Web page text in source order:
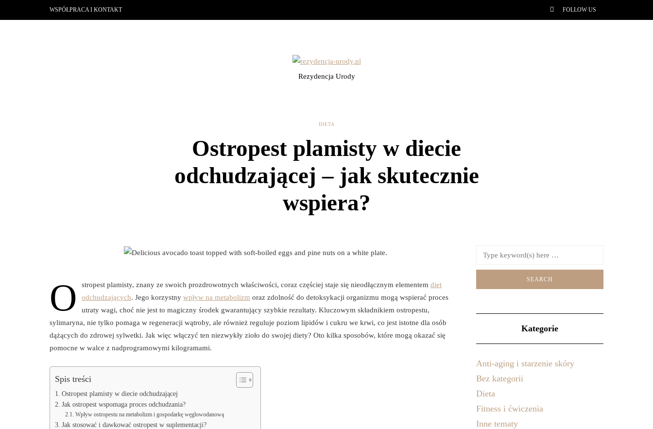
WSPÓŁPRACA I KONTAKT FOLLOW US
Rezydencja Urody
DIETA
Ostropest plamisty w diecie
odchudzającej – jak skutecznie
wspiera?
O stropest plamisty, znany ze swoich prozdrowotnych właściwości, coraz częściej staje się nieodłącznym elementem diet
odchudzających. Jego korzystny wpływ na metabolizm oraz zdolność do detoksykacji organizmu mogą wspierać proces
utraty wagi, choć nie jest to magiczny środek gwarantujący szybkie rezultaty. Kluczowym składnikiem ostropestu,
sylimaryna, nie tylko pomaga w regeneracji wątroby, ale również reguluje poziom lipidów i cukru we krwi, co jest istotne dla osób
dążących do zdrowej sylwetki. Jak więc włączyć ten niezwykły zioło do swojej diety? Oto kilka sposobów, które mogą okazać się
pomocne w walce z nadprogramowymi kilogramami.
Spis treści
Ostropest plamisty w diecie odchudzającej
Jak ostropest wspomaga proces odchudzania?
Wpływ ostropestu na metabolizm i gospodarkę węglowodanową
Jak stosować i dawkować ostropest w suplementacji?
Kategorie
Anti-aging i starzenie skóry
Bez kategorii
Dieta
Fitness i ćwiczenia
Inne tematy